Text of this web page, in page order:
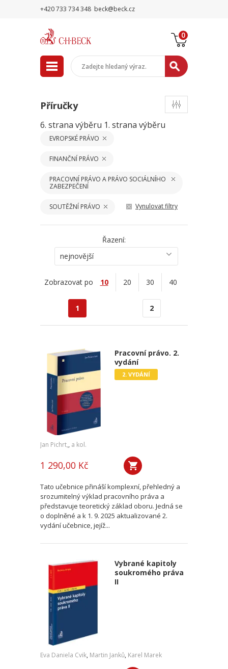
+420 733 734 348 beck@beck.cz
0
Příručky
6. strana výběru 1. strana výběru
EVROPSKÉ PRÁVO
FINANČNÍ PRÁVO
PRACOVNÍ PRÁVO A PRÁVO SOCIÁLNÍHO
ZABEZPEČENÍ
SOUTĚŽNÍ PRÁVO Vynulovat filtry
Řazení:
nejnovější
Zobrazovat po 10 20 30 40
1 2
Pracovní právo. 2.
vydání
2. VYDÁNÍ
Jan Pichrt,, a kol.
1 290,00 Kč
Tato učebnice přináší komplexní, přehledný a
srozumitelný výklad pracovního práva a
představuje teoretický základ oboru. Jedná se
o doplněné a k 1. 9. 2025 aktualizované 2.
vydání učebnice, jejíž...
Vybrané kapitoly
soukromého práva
II
Eva Daniela Cvik, Martin Janků, Karel Marek